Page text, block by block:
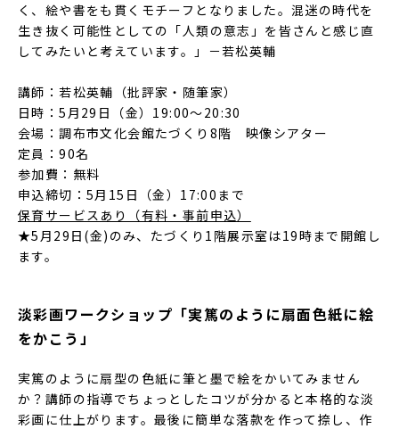
く、絵や書をも貫くモチーフとなりました。混迷の時代を
生き抜く可能性としての「人類の意志」を皆さんと感じ直
してみたいと考えています。」－若松英輔
講師：若松英輔（批評家・随筆家）
日時：5月29日（金）19:00〜20:30
会場：調布市文化会館たづくり8階 映像シアター
定員：90名
参加費：無料
申込締切：5月15日（金）17:00まで
保育サービスあり（有料・事前申込）
★5月29日(金)のみ、たづくり1階展示室は19時まで開館し
ます。
淡彩画ワークショップ「実篤のように扇面色紙に絵
をかこう」
実篤のように扇型の色紙に筆と墨で絵をかいてみません
か？講師の指導でちょっとしたコツが分かると本格的な淡
彩画に仕上がります。最後に簡単な落款を作って捺し、作